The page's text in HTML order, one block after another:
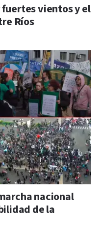
vientos y el
Ríos
nacional
de la